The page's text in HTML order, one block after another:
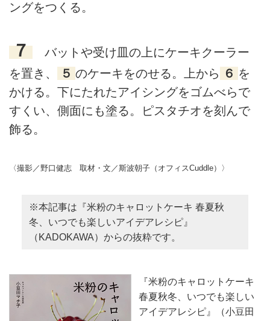
ングをつくる。
７
バットや受け皿の上にケーキクーラー
を置き、
５ のケーキをのせる。上から ６ を
かける。下にたれたアイシングをゴムべらで
すくい、側面にも塗る。ピスタチオを刻んで
飾る。
〈撮影／野口健志 取材・文／斯波朝子（オフィスCuddle）〉
※本記事は『米粉のキャロットケーキ 春夏秋
冬、いつでも楽しいアイデアレシピ』
（KADOKAWA）からの抜粋です。
『米粉のキャロットケーキ
春夏秋冬、いつでも楽しい
アイデアレシピ』（小豆田